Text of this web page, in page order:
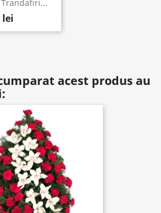
lei
acest produs au